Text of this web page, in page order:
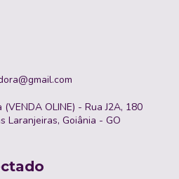
OLINE) - Rua J2A, 180
Laranjeiras, Goiânia - GO